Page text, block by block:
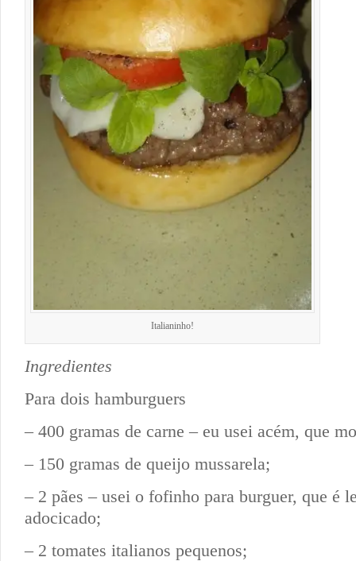
Italianinho!
Ingredientes
Para dois hamburguers
– 400 gramas de carne – eu usei acém, que
– 150 gramas de queijo mussarela;
– 2 pães – usei o fofinho para burguer, que é
adocicado;
– 2 tomates italianos pequenos;